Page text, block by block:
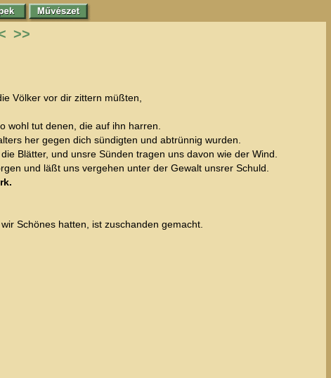
>>
Völker vor dir zittern müßten,
wohl tut denen, die auf ihn harren.
her gegen dich sündigten und abtrünnig wurden.
Blätter, und unsre Sünden tragen uns davon wie der Wind.
und läßt uns vergehen unter der Gewalt unsrer Schuld.
Schönes hatten, ist zuschanden gemacht.